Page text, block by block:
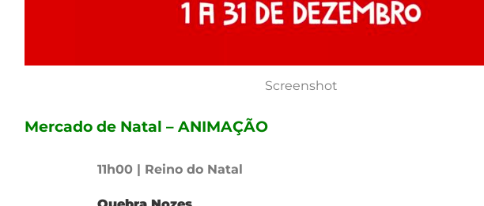
Screenshot
Mercado de Natal – ANIMAÇÃO
11h00 | Reino do Natal